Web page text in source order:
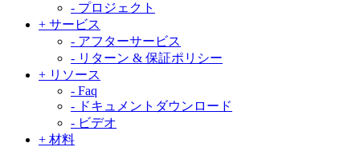
- プロジェクト
+ サービス
- アフターサービス
- リターン & 保証ポリシー
+ リソース
- Faq
- ドキュメントダウンロード
- ビデオ
+ 材料